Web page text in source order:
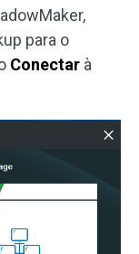
para o
Conectar à